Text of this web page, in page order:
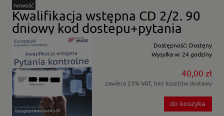
Kwalifikacja wstępna CD 2/2. 90
dniowy kod dostepu+pytania
Dostępność: Dostęny
Wysyłka w: 24 godziny
40,00 zł
zawiera 23% VAT, bez kosztów dostawy
do koszyka
nowość